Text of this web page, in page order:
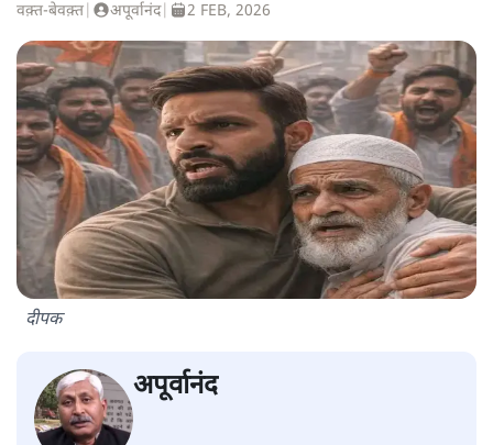
वक़्त-बेवक़्त अपूर्वानंद| 2 FEB, 2026
दीपक
अपूर्वानंद